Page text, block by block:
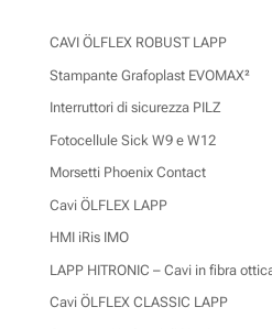
CAVI ÖLFLEX ROBUST LAPP
Stampante Grafoplast EVOMAX²
Interruttori di sicurezza PILZ
Fotocellule Sick W9 e W12
Morsetti Phoenix Contact
Cavi ÖLFLEX LAPP
HMI iRis IMO
LAPP HITRONIC – Cavi in fibra
Cavi ÖLFLEX CLASSIC LAPP